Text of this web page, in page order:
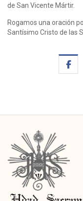
de San Vicente Mártir.
Rogamos una oración
Santísimo Cristo de las